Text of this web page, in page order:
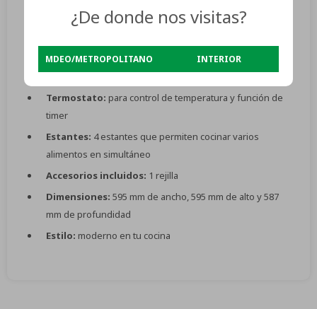
Capacidad: 56L
Función de cocción:calentar
Temperatura:mínima de 40 °C y máxima de 240 °C
Termostato: para control de temperatura y función de
timer
Estantes: 4 estantes que permiten cocinar varios
alimentos en simultáneo
Accesorios incluidos: 1 rejilla
Dimensiones: 595 mm de ancho, 595 mm de alto y 587
mm de profundidad
Estilo: moderno en tu cocina
¿De donde nos visitas?
MDEO/METROPOLITANO INTERIOR